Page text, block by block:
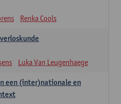
Renka Cools
Luka Van Leugenhaege
een (inter)nationale en